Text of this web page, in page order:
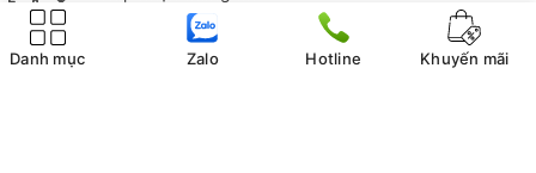
Hỗ trợ 24/7
Kiểm hàng trước khi nhận
Danh mục Zalo Hotline Khuyến mãi